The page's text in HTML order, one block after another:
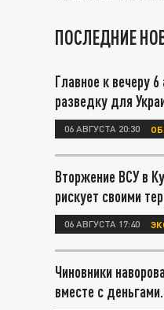
ПОСЛЕДНИЕ
Главное к вечеру
разведку для
06 АВГУСТА 20:30
Вторжение ВСУ в
рискует своими
06 АВГУСТА 17:40
Чиновники
вместе с